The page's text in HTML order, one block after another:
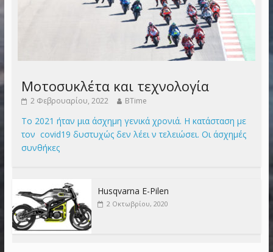
Μοτοσυκλέτα και τεχνολογία
2 Φεβρουαρίου, 2022 BTime
Το 2021 ήταν μια άσχημη γενικά χρονιά. Η κατάσταση με
τον covid19 δυστυχώς δεν λέει ν τελειώσει. Οι άσχημές
συνθήκες
Husqvarna E-Pilen
2 Οκτωβρίου, 2020